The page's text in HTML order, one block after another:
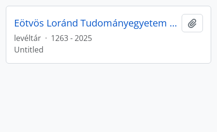
Eötvös Loránd Tudományegyetem Levéltárának iratanyaga
levéltár · 1263 - 2025
Untitled